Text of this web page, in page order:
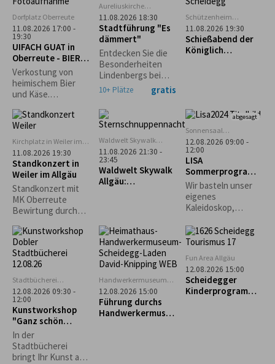
Dorfplatz Oberreute
11.08.2026 17:00 -
19:30
UIFACH GUAT in
Oberreute - BIER &
KÄSE
Verkostung von
heimischem Bier
und Käse.
erforderlich.
Aureliuskirche
Lindenberg
11.08.2026 18:30
Stadtführung "Es
dämmert"
Entdecken Sie die
Besonderheiten
Lindenbergs bei
einem abendlichen
Spaziergang durch
die
Stadtgeschichte
unter kundiger
Führung.
10+ Plätze gratis
Schützenheim
Scheidegg
(ehem. Lokschuppen)
11.08.2026 19:30
Schießabend der
Königlich
Kirchplatz in Weiler im
Allgäu
11.08.2026 19:30
Standkonzert in
Weiler im Allgäu
Standkonzert mit
MK Oberreute
Bewirtung durch
Weiler im Allgäu
Waldwelt Skywalk
Allgäu, Scheidegg
11.08.2026 21:30 -
23:45
Waldwelt Skywalk
Allgäu:
abgesagt
Sonnensaal
Stiefenhofen
12.08.2026 09:00 -
12:00
LISA
Sommerprogramm
: Kreativ mit
Naturmaterialien
Wir basteln unser
eigenes
Kaleidoskop,
Naturbilder und
Karten und je nach
Wetterlage ein
großes
Gemeinschaftsbild.
Stadtbücherei
Lindenberg
12.08.2026 09:30 -
12:00
Kunstworkshop
"Ganz schön
punktig-Yayoi
Kusama"
In der
Stadtbücherei
bringt Ihr Kunst auf
Handwerkermuseum
„Heimathaus"
Scheidegg
12.08.2026 15:00
Führung durchs
Handwerkermuseu
Fun Area Allgäu
12.08.2026 15:00
Scheidegger
Kinderprogramm: